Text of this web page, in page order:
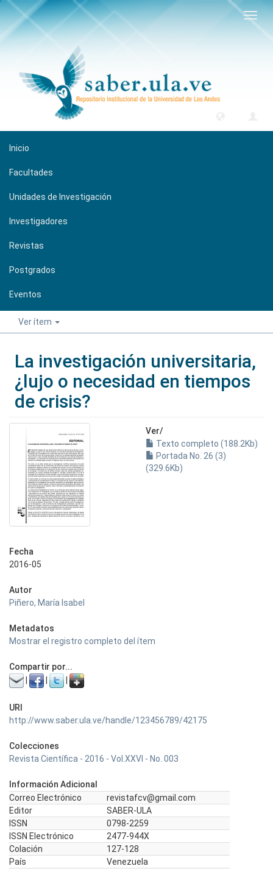
Inicio
Facultades
Unidades de Investigación
Investigadores
Revistas
Postgrados
Eventos
Ver ítem
La investigación universitaria,
¿lujo o necesidad en tiempos
de crisis?
Ver/
Texto completo (188.2Kb)
Portada No. 26 (3)
(329.6Kb)
Fecha
2016-05
Autor
Piñero, María Isabel
Metadatos
Mostrar el registro completo del ítem
Compartir por...
URI
http://www.saber.ula.ve/handle/123456789/42175
Colecciones
Revista Científica - 2016 - Vol.XXVI - No. 003
Información Adicional
Correo Electrónico
revistafcv@gmail.com
Editor
SABER-ULA
ISSN
0798-2259
ISSN Electrónico
2477-944X
Colación
127-128
País
Venezuela